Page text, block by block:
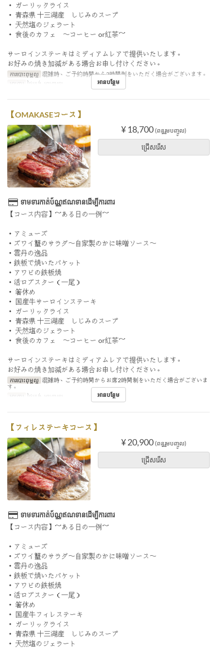
・ ガーリックライス
・ 青森県 十三湖産 しじみのスープ
・ 天然塩のジェラート
・ 食後のカフェ 〜コーヒー or紅茶～
サーロインステーキはミディアムレアで提供いたします。
お好みの焼き加減がある場合お申し付けください。
ការបោះពុម្ពល្អ 混雑時、ご予約時間から2時間制をいただく場合がございます。
អាហារ ថ្ងៃត្រង់, អាហារឡ អានបន្ថែម
【OMAKASEコース】
¥ 18,700 (ពន្ធរួមបញ្ចូល)
ជ្រើសរើស
ទាមទារកាត់ប័ណ្ណឥណទានដើម្បីការពារ
【コース内容】～ある日の一例～
・アミューズ
・ズワイ蟹のサラダ〜自家製のかに味噌ソース〜
・雲丹の逸品
・鉄板で焼いたバケット
・アワビの鉄板焼
・活ロブスター（一尾）
・ 箸休め
・ 国産牛サーロインステーキ
・ ガーリックライス
・ 青森県 十三湖産 しじみのスープ
・ 天然塩のジェラート
・ 食後のカフェ 〜コーヒー or紅茶～
サーロインステーキはミディアムレアで提供いたします。
お好みの焼き加減がある場合お申し付けください。
ការបោះពុម្ពល្អ 混雑時、ご予約時間からお席2時間制をいただく場合がございま
す。
អាហារ ថ្ងៃត្រង់, អាហារឡ អានបន្ថែម
【フィレステーキコース】
¥ 20,900 (ពន្ធរួមបញ្ចូល)
ជ្រើសរើស
ទាមទារកាត់ប័ណ្ណឥណទានដើម្បីការពារ
【コース内容】～ある日の一例～
・アミューズ
・ズワイ蟹のサラダ〜自家製のかに味噌ソース〜
・雲丹の逸品
・鉄板で焼いたバケット
・アワビの鉄板焼
・活ロブスター（一尾）
・ 箸休め
・ 国産牛フィレステーキ
・ ガーリックライス
・ 青森県 十三湖産 しじみのスープ
・ 天然塩のジェラート